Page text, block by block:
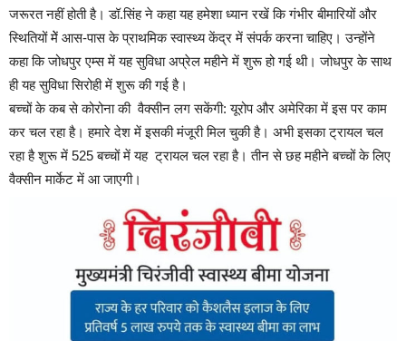
जरूरत नहीं होती है। डॉ.सिंह ने कहा यह हमेशा ध्यान रखें कि गंभीर बीमारियों और
स्थितियों मेें आस-पास के प्राथमिक स्वास्थ्य केंद्र में संपर्क करना चाहिए। उन्होंने
कहा कि जोधपुर एम्स में यह सुविधा अप्रेल महीने में शुरू हो गई थी। जोधपुर के साथ
ही यह सुविधा सिरोही में शुरू की गई है।
बच्चों के कब से कोरोना की वैक्सीन लग सकेंगी: यूरोप और अमेरिका में इस पर काम
कर चल रहा है। हमारे देश में इसकी मंजूरी मिल चुकी है। अभी इसका ट्रायल चल
रहा है शुरू में 525 बच्चों में यह ट्रायल चल रहा है। तीन से छह महीने बच्चों के लिए
वैक्सीन मार्केट में आ जाएगी।